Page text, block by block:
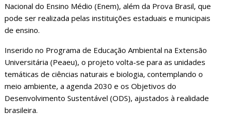
Nacional do Ensino Médio (Enem), além da Prova Brasil, que
pode ser realizada pelas instituições estaduais e municipais
de ensino.
Inserido no Programa de Educação Ambiental na Extensão
Universitária (Peaeu), o projeto volta-se para as unidades
temáticas de ciências naturais e biologia, contemplando o
meio ambiente, a agenda 2030 e os Objetivos do
Desenvolvimento Sustentável (ODS), ajustados à realidade
brasileira.